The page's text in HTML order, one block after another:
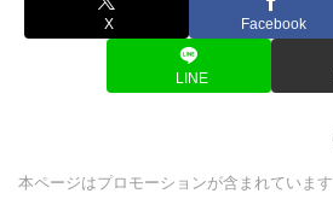
X Facebook
LINE
本ページはプロモーションが含まれています